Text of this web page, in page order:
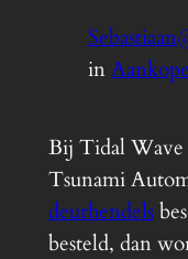
in
Bij Tidal Wave
Tsunami
deurhendels
besteld, dan